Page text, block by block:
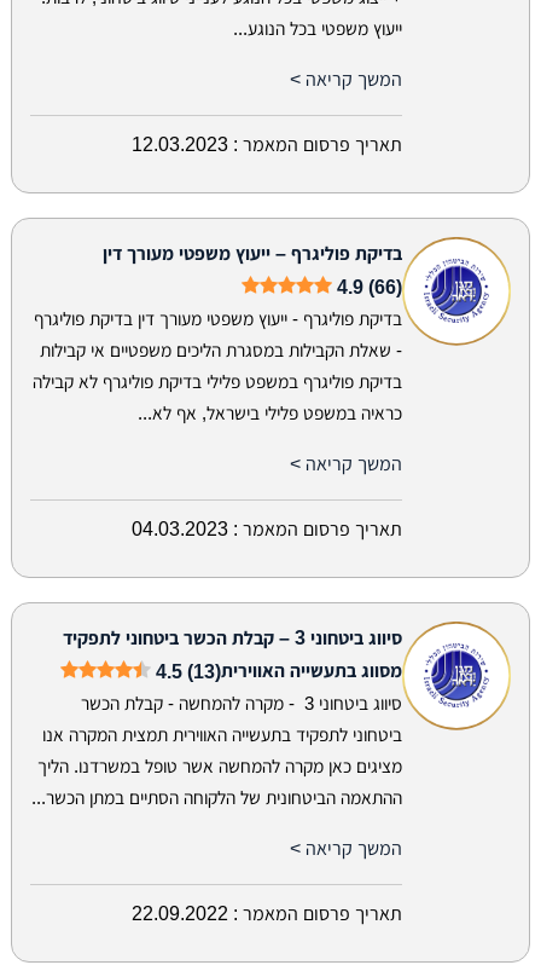
ייעוץ משפטי בכל הנוגע...
המשך קריאה >
תאריך פרסום המאמר : 12.03.2023
בדיקת פוליגרף – ייעוץ משפטי מעורך דין
4.9 (66)
בדיקת פוליגרף - ייעוץ משפטי מעורך דין בדיקת פוליגרף
- שאלת הקבילות במסגרת הליכים משפטיים אי קבילות
בדיקת פוליגרף במשפט פלילי בדיקת פוליגרף לא קבילה
כראיה במשפט פלילי בישראל, אף לא...
המשך קריאה >
תאריך פרסום המאמר : 04.03.2023
סיווג ביטחוני 3 – קבלת הכשר ביטחוני לתפקיד
מסווג בתעשייה האווירית4.5 (13)
סיווג ביטחוני 3 - מקרה להמחשה - קבלת הכשר
ביטחוני לתפקיד בתעשייה האווירית תמצית המקרה אנו
מציגים כאן מקרה להמחשה אשר טופל במשרדנו. הליך
ההתאמה הביטחונית של הלקוחה הסתיים במתן הכשר...
המשך קריאה >
תאריך פרסום המאמר : 22.09.2022